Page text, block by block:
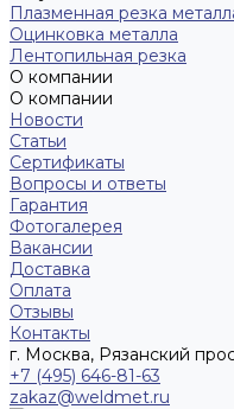
Плазменная резка
Оцинковка металла
Лентопильная резка
О компании
О компании
Новости
Статьи
Сертификаты
Вопросы и ответы
Гарантия
Фотогалерея
Вакансии
Доставка
Оплата
Отзывы
Контакты
г. Москва, Рязанский
+7 (495) 646-81-63
zakaz@weldmet.ru